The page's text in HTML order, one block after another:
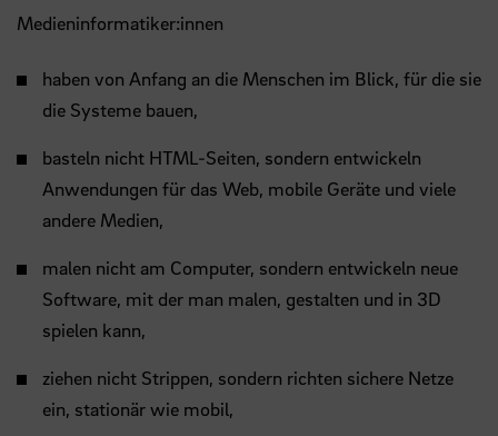
Medieninformatiker:innen
haben von Anfang an die Menschen im Blick, für die sie
die Systeme bauen,
basteln nicht HTML-Seiten, sondern entwickeln
Anwendungen für das Web, mobile Geräte und viele
andere Medien,
malen nicht am Computer, sondern entwickeln neue
Software, mit der man malen, gestalten und in 3D
spielen kann,
ziehen nicht Strippen, sondern richten sichere Netze
ein, stationär wie mobil,